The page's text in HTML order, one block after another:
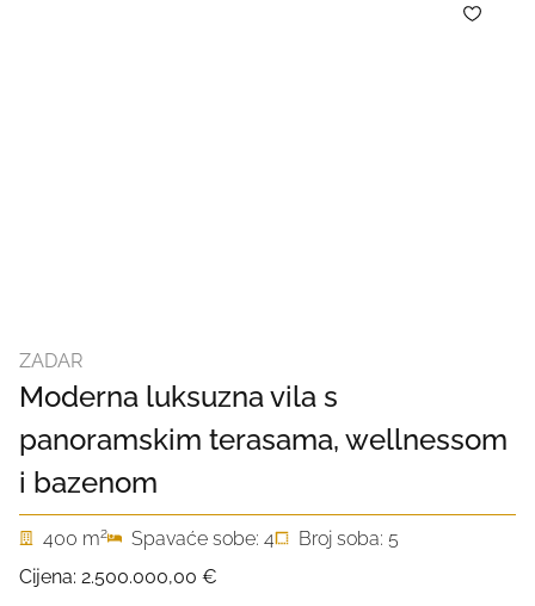
ZADAR
Moderna luksuzna vila s
panoramskim terasama, wellnessom
i bazenom
400 m2 Spavaće sobe: 4
Broj soba: 5
Cijena: 2.500.000,00 €